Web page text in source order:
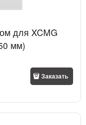
для XCMG
мм)
Заказать